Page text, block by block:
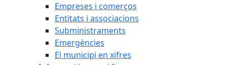
Empreses i comerços
Entitats i associacions
Subministraments
Emergències
El municipi en xifres